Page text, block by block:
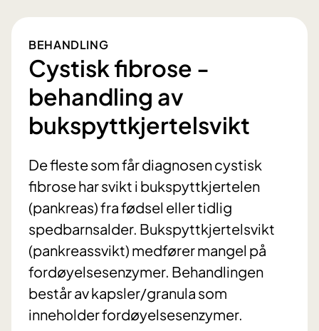
BEHANDLING
Cystisk fibrose -
behandling av
bukspyttkjertelsvikt
De fleste som får diagnosen cystisk
fibrose har svikt i bukspyttkjertelen
(pankreas) fra fødsel eller tidlig
spedbarnsalder. Bukspyttkjertelsvikt
(pankreassvikt) medfører mangel på
fordøyelsesenzymer. Behandlingen
består av kapsler/granula som
inneholder fordøyelsesenzymer.